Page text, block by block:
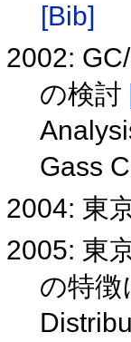
[Bib]
2002:
の検討
Gass
2004: 東
2005: 東
の特徴